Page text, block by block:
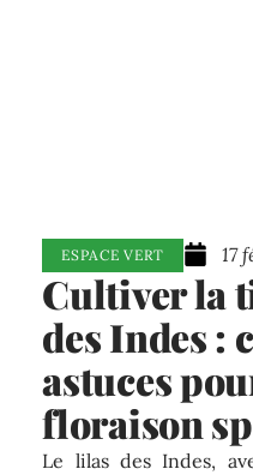
ESPACE VERT 17
Cultiver la
des Indes :
astuces
floraison
Le lilas des Indes,